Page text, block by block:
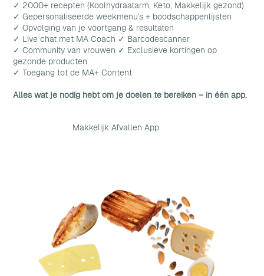
✓ 2000+ recepten (Koolhydraatarm, Keto, Makkelijk gezond)
✓ Gepersonaliseerde weekmenu's + boodschappenlijsten
✓ Opvolging van je voortgang & resultaten
✓ Live chat met MA Coach ✓ Barcodescanner
✓ Community van vrouwen ✓ Exclusieve kortingen op
gezonde producten
✓ Toegang tot de MA+ Content
Alles wat je nodig hebt om je doelen te bereiken – in één app.
Makkelijk Afvallen App